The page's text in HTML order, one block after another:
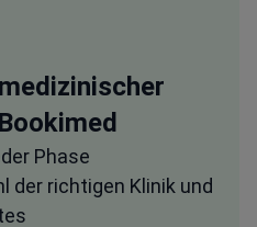
medizinischer
Phase
der richtigen Klinik und